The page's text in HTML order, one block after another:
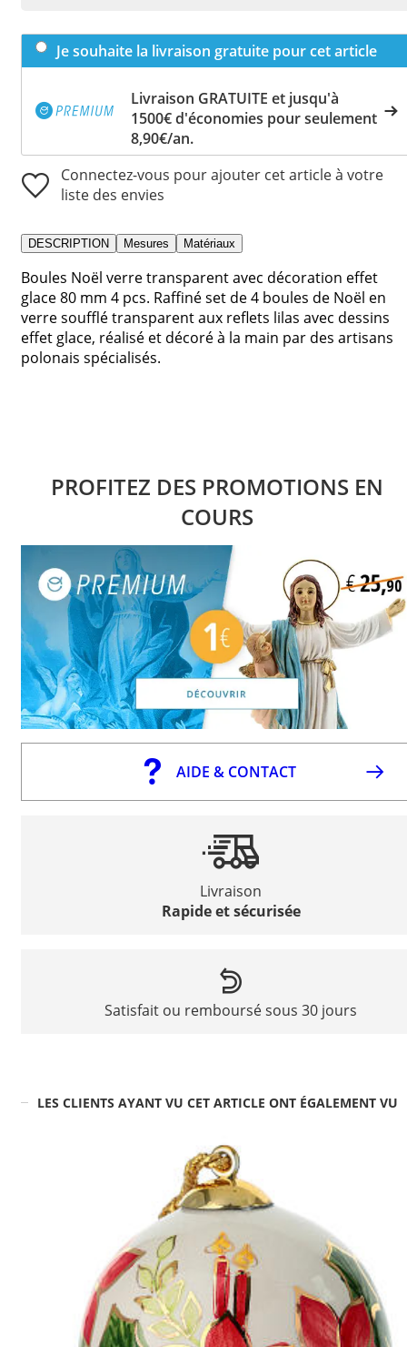
Je souhaite la livraison gratuite pour cet article
Livraison GRATUITE et jusqu'à
1500€ d'économies pour seulement
8,90€/an.
Connectez-vous pour ajouter cet article à votre
liste des envies
DESCRIPTION Mesures Matériaux
Boules Noël verre transparent avec décoration effet
glace 80 mm 4 pcs. Raffiné set de 4 boules de Noël en
verre soufflé transparent aux reflets lilas avec dessins
effet glace, réalisé et décoré à la main par des artisans
polonais spécialisés.
PROFITEZ DES PROMOTIONS EN
COURS
AIDE & CONTACT
Livraison
Rapide et sécurisée
Satisfait ou remboursé sous 30 jours
LES CLIENTS AYANT VU CET ARTICLE ONT ÉGALEMENT VU